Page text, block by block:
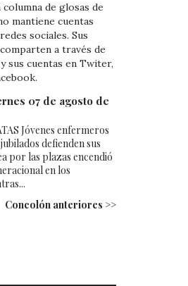
de glosas de
mantiene cuentas
sociales. Sus
a través de
sus cuentas en Twiter,
07 de agosto de
Jóvenes enfermeros
defienden sus
por las plazas encendió
en los
Concolón anteriores >>